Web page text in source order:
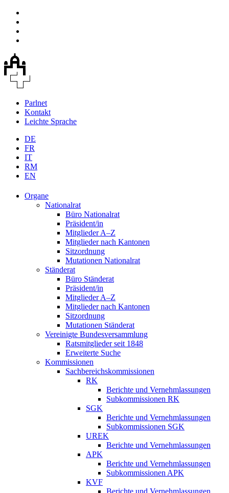
Parlnet
Kontakt
Leichte Sprache
DE
FR
IT
RM
EN
Organe
Nationalrat
Büro Nationalrat
Präsident/in
Mitglieder A–Z
Mitglieder nach Kantonen
Sitzordnung
Mutationen Nationalrat
Ständerat
Büro Ständerat
Präsident/in
Mitglieder A–Z
Mitglieder nach Kantonen
Sitzordnung
Mutationen Ständerat
Vereinigte Bundesversammlung
Ratsmitglieder seit 1848
Erweiterte Suche
Kommissionen
Sachbereichskommissionen
RK
Berichte und Vernehmlassungen
Subkommissionen RK
SGK
Berichte und Vernehmlassungen
Subkommissionen SGK
UREK
Berichte und Vernehmlassungen
APK
Berichte und Vernehmlassungen
Subkommissionen APK
KVF